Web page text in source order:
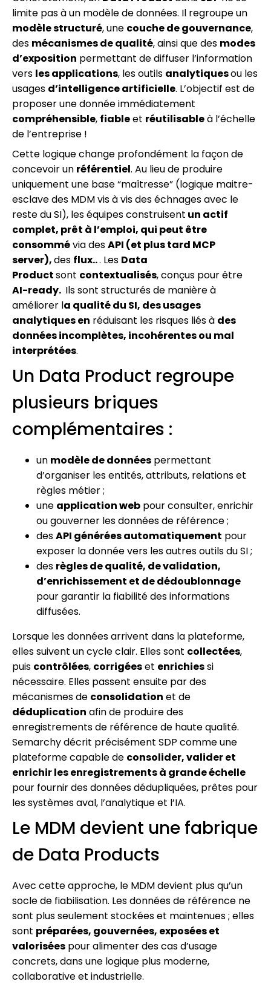
limite pas à un modèle de données. Il regroupe un
modèle structuré, une couche de gouvernance,
des mécanismes de qualité, ainsi que des modes
d’exposition permettant de diffuser l’information
vers les applications, les outils analytiquesou les
usages d’intelligence artificielle. L’objectif est de
proposer une donnée immédiatement
compréhensible, fiableet réutilisableà l’échelle
de l’entreprise !
Cette logique change profondément la façon de
concevoir un référentiel. Au lieu de produire
uniquement une base “maîtresse” (logique maitre-
esclave des MDM vis à vis des échnages avec le
reste du SI), les équipes construisent un actif
complet, prêt à l’emploi, qui peut être
consommévia desAPI (et plus tard MCP
server),des flux... Les Data
Productsont contextualisés, conçus pour être
AI-ready. Ils sont structurés de manière à
améliorer la qualité du SI, des usages
analytiques en réduisant les risques liés à des
données incomplètes, incohérentes ou mal
interprétées.
Un Data Product regroupe
plusieurs briques
complémentaires :
un modèle de données permettant
d’organiser les entités, attributs, relations et
règles métier ;
une application web pour consulter, enrichir
ou gouverner les données de référence ;
desAPI générées automatiquement pour
exposer la donnée vers les autres outils du SI ;
des règles de qualité, de validation,
d’enrichissement et de dédoublonnage
pour garantir la fiabilité des informations
diffusées.
Lorsque les données arrivent dans la plateforme,
elles suivent un cycle clair. Elles sont collectées,
puis contrôlées, corrigéeset enrichiessi
nécessaire. Elles passent ensuite par des
mécanismes de consolidation et de
déduplication afin de produire des
enregistrements de référence de haute qualité.
Semarchy décrit précisément SDP comme une
plateforme capable de consolider, valider et
enrichir les enregistrements à grande échelle
pour fournir des données dédupliquées, prêtes pour
les systèmes aval, l’analytique et l’IA.
Le MDM devient une fabrique
de Data Products
Avec cette approche, le MDM devient plus qu’un
socle de fiabilisation. Les données de référence ne
sont plus seulement stockées et maintenues ; elles
sont préparées, gouvernées, exposées et
valorisées pour alimenter des cas d’usage
concrets, dans une logique plus moderne,
collaborative et industrielle.